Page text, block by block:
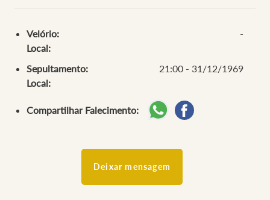
Velório:
-
Local:
Sepultamento:
21:00 - 31/12/1969
Local:
Compartilhar Falecimento:
Deixar mensagem